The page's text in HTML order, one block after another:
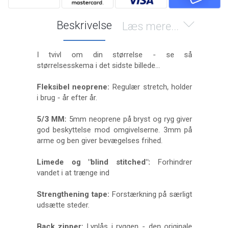
Læs mere...
Beskrivelse
I tvivl om din størrelse - se så
størrelsesskema i det sidste billede...
Fleksibel neoprene: Regulær stretch, holder
i brug - år efter år.
5/3 MM: 5mm neoprene på bryst og ryg giver
god beskyttelse mod omgivelserne. 3mm på
arme og ben giver bevægelses frihed.
Limede og "blind stitched":Forhindrer
vandet i at trænge ind
Strengthening tape: Forstærkning på særligt
udsætte steder.